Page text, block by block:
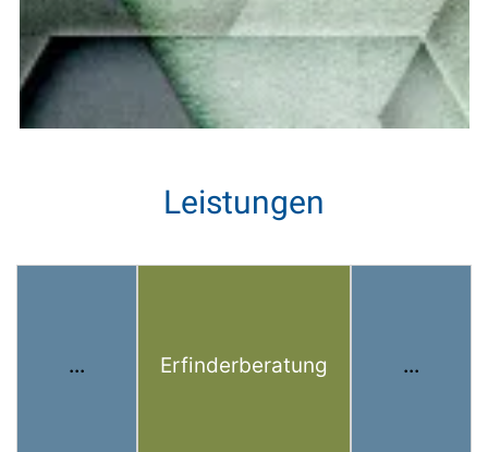
Leistungen
... Erfinderberatung ...